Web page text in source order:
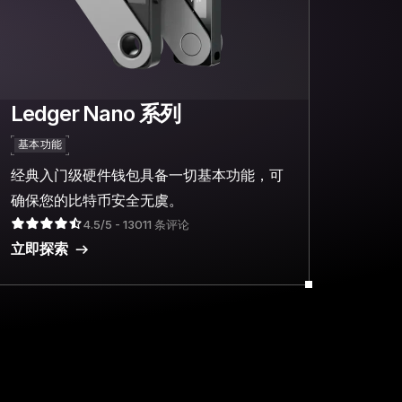
Ledger Nano 系列
基本功能
经典入门级硬件钱包具备一切基本功能，可
确保您的比特币安全无虞。
4.5/5 - 13011 条评论
立即探索